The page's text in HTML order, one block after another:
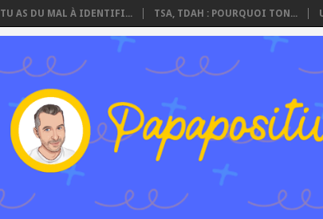
TU AS DU MAL À IDENTIFI... TSA, TDAH : POURQUOI TON...